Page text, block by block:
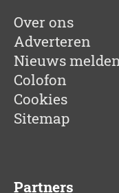
Over ons
Adverteren
Nieuws
Colofon
Cookies
Sitemap
Partners